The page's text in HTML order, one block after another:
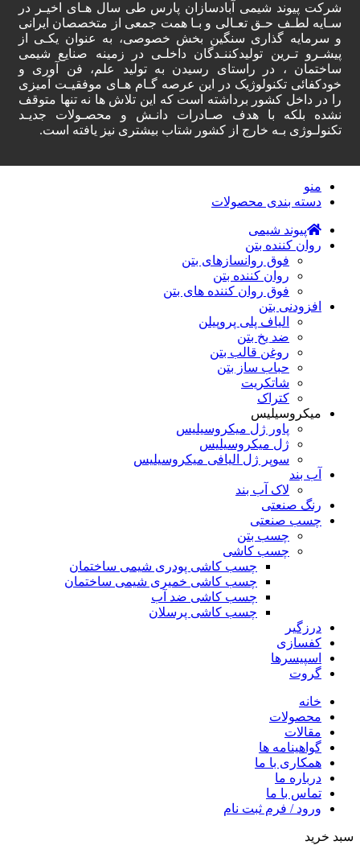
شرکت پیوند شیمی آبادسازان پارس طی سال هـای اخیـر در
سـایه لطـف حـق تعـالی و بـا همت جمعی از متخصصان ایرانی
و سرمایه گذاری سنگین بخش خصوصی، به عنوان یکـی از
پیشـرو تـرین تولیدکننـدگان داخلـی در زمینه صنایع شیمی
ساختمان ، در راستای رسیدن به تولید علم، فن آوری و
خودکفائی تکنولوژیک در این عرصه گـام هـای موفقیـت آمیزی
را در داخل کشور برداشته است که این تلاش ها نه تنها متوقف
نشده بلکه با هدف صـادرات دانـش و محصـولات جدیـد
تکنولـوژی بـه خارج از کشور شتاب بیشتری نیز یافته است.
منو
دسته‌ بندی محصولات
پیوند شیمی
روان کننده بتن
فوق روانسازهای بتن
روان کننده بتن
فوق روان کننده های بتن
افزودنی بتن
الیاف پلی پروپیلن
ضد یخ بتن
روغن قالب بتن
حباب ساز بتن
شاتکریت
کتراک
میکروسیلیس
پاور ژل میکروسیلیس
ژل میکروسیلیس
سوپر ژل الیافی میکروسیلیس
آب بند
لاک آب بند
رنگ صنعتی
چسب صنعتی
چسب بتن
چسب کاشی
چسب کاشی پودری شیمی ساختمان
چسب کاشی خمیری شیمی ساختمان
چسب کاشی ضد آب
چسب کاشی پرسلان
درزگیر
کفسازی
اسپیسرها
گروت
خانه
محصولات
مقالات
گواهینامه ها
همکاری با ما
درباره ما
تماس با ما
ورود / فرم ثبت نام
سبد خرید